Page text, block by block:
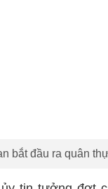
Hà Nội: Tổ công